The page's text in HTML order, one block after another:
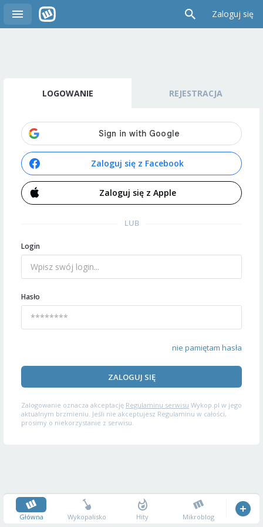
Zaloguj się
LOGOWANIE REJESTRACJA
Zaloguj się z Facebook
Zaloguj się z Apple
LUB
Login
Hasło
nie pamiętam hasła
ZALOGUJ SIĘ
Zalogowanie oznacza akceptację Regulaminu serwisu Wykop.pl w jego
aktualnym brzmieniu. Jeśli nie akceptujesz Regulaminu w całości,
prosimy o niekorzystanie z serwisu.
Główna Wykopalisko Hity Mikroblog